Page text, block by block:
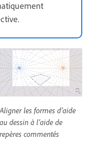
Aligner les formes d’aide
au dessin à l’aide de
repères commentés